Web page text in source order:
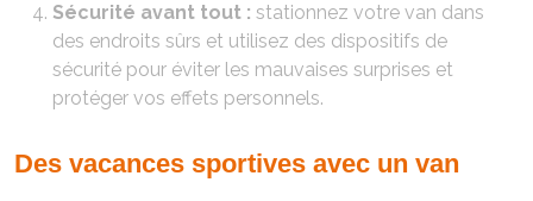
Sécurité avant tout : stationnez votre van dans
des endroits sûrs et utilisez des dispositifs de
sécurité pour éviter les mauvaises surprises et
protéger vos effets personnels.
Des vacances sportives avec un van